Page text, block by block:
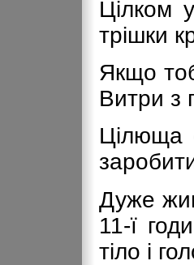
Цілком
трішки
Якщо
Витри з
Цілюща
Дуже
11-ї
тіло і